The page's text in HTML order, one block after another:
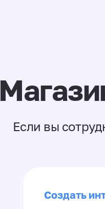
Если вы
Создать